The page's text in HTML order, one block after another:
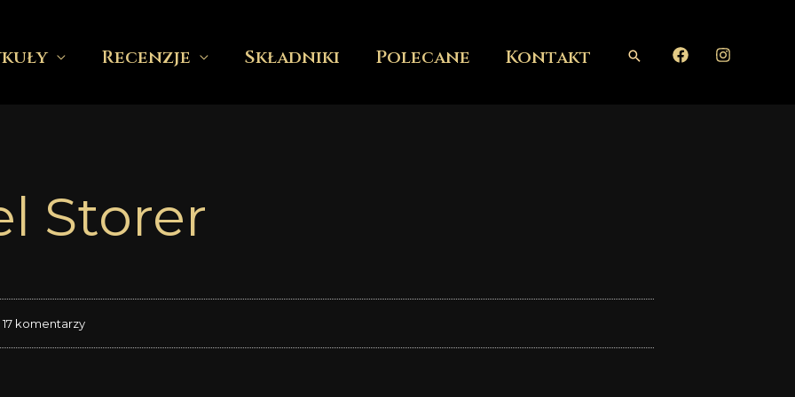
Recenzje Składniki Polecane Kontakt Szukaj
Storer
17 komentarzy